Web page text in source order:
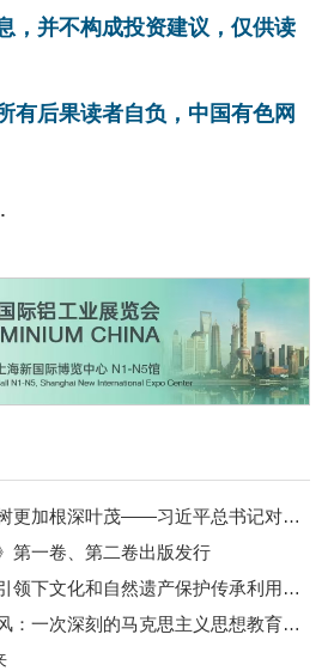
，并不构成投资建议，仅供读
有后果读者自负，中国有色网
让中朝传统友谊之树更加根深叶茂——习近平总书记对朝鲜进行国事访问纪实
第一卷、第二卷出版发行
在习近平文化思想引领下文化和自然遗产保护传承利用工作开创新局面
伟大征程丨延安整风：一次深刻的马克思主义思想教育运动